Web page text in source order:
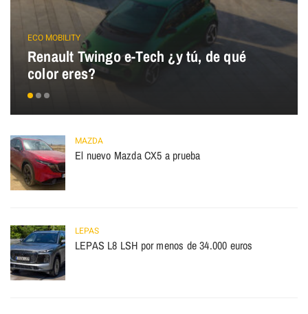
ECO MOBILITY
Renault Twingo e-Tech ¿y tú, de qué
color eres?
MAZDA
El nuevo Mazda CX5 a prueba
LEPAS
LEPAS L8 LSH por menos de 34.000 euros